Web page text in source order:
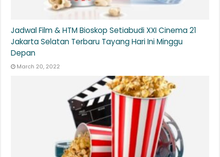
Jadwal Film & HTM Bioskop Setiabudi XXI Cinema 21
Jakarta Selatan Terbaru Tayang Hari Ini Minggu
Depan
March 20, 2022